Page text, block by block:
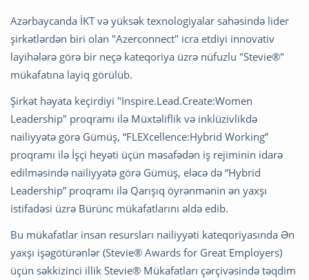
Azərbaycanda İKT və yüksək texnologiyalar sahəsində lider
şirkətlərdən biri olan "Azerconnect" icra etdiyi innovativ
layihələrə görə bir neçə kateqoriya üzrə nüfuzlu "Stevie®"
mükafatına layiq görülüb.
Şirkət həyata keçirdiyi "Inspire.Lead.Create:Women
Leadership" proqramı ilə Müxtəliflik və inklüzivlikdə
nailiyyətə görə Gümüş, “FLEXcellence:Hybrid Working”
proqramı ilə İşçi heyəti üçün məsafədən iş rejiminin idarə
edilməsində nailiyyətə görə Gümüş, eləcə də “Hybrid
Leadership” proqramı ilə Qarışıq öyrənmənin ən yaxşı
istifadəsi üzrə Bürünc mükafatlarını əldə edib.
Bu mükafatlar insan resursları nailiyyəti kateqoriyasında Ən
yaxşı işəgötürənlər (Stevie® Awards for Great Employers)
üçün səkkizinci illik Stevie® Mükafatları çərçivəsində təqdim